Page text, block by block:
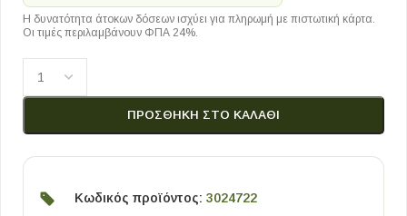
Η δυνατότητα άτοκων δόσεων ισχύει για πληρωμή με πιστωτική κάρτα.
Οι τιμές περιλαμβάνουν ΦΠΑ 24%.
ΠΡΟΣΘΉΚΗ ΣΤΟ ΚΑΛΆΘΙ
Κωδικός προϊόντος: 3024722